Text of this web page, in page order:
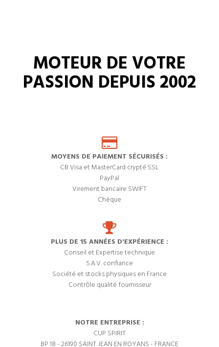
MOTEUR DE VOTRE
PASSION DEPUIS 2002
MOYENS DE PAIEMENT SÉCURISÉS :
CB Visa et MasterCard crypté SSL
PayPal
Virement bancaire SWIFT
Chèque
PLUS DE 15 ANNÉES D'EXPÉRIENCE :
Conseil et Expertise technique
S.A.V. confiance
Société et stocks physiques en France
Contrôle qualité fournisseur
NOTRE ENTREPRISE :
CUP SPIRIT
BP 18 - 26190 SAINT JEAN EN ROYANS - FRANCE